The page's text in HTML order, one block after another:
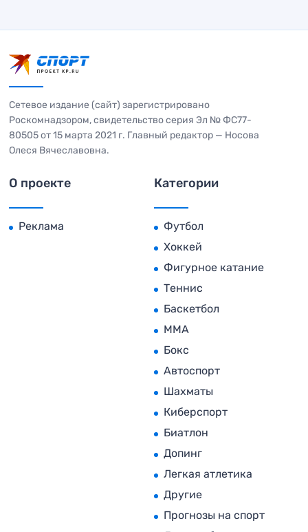
Сетевое издание (сайт) зарегистрировано
Роскомнадзором, свидетельство серия Эл № ФС77-
80505 от 15 марта 2021 г. Главный редактор — Носова
Олеся Вячеславовна.
О проекте
Реклама
Категории
Футбол
Хоккей
Фигурное катание
Теннис
Баскетбол
MMA
Бокс
Автоспорт
Шахматы
Киберспорт
Биатлон
Допинг
Легкая атлетика
Другие
Прогнозы на спорт